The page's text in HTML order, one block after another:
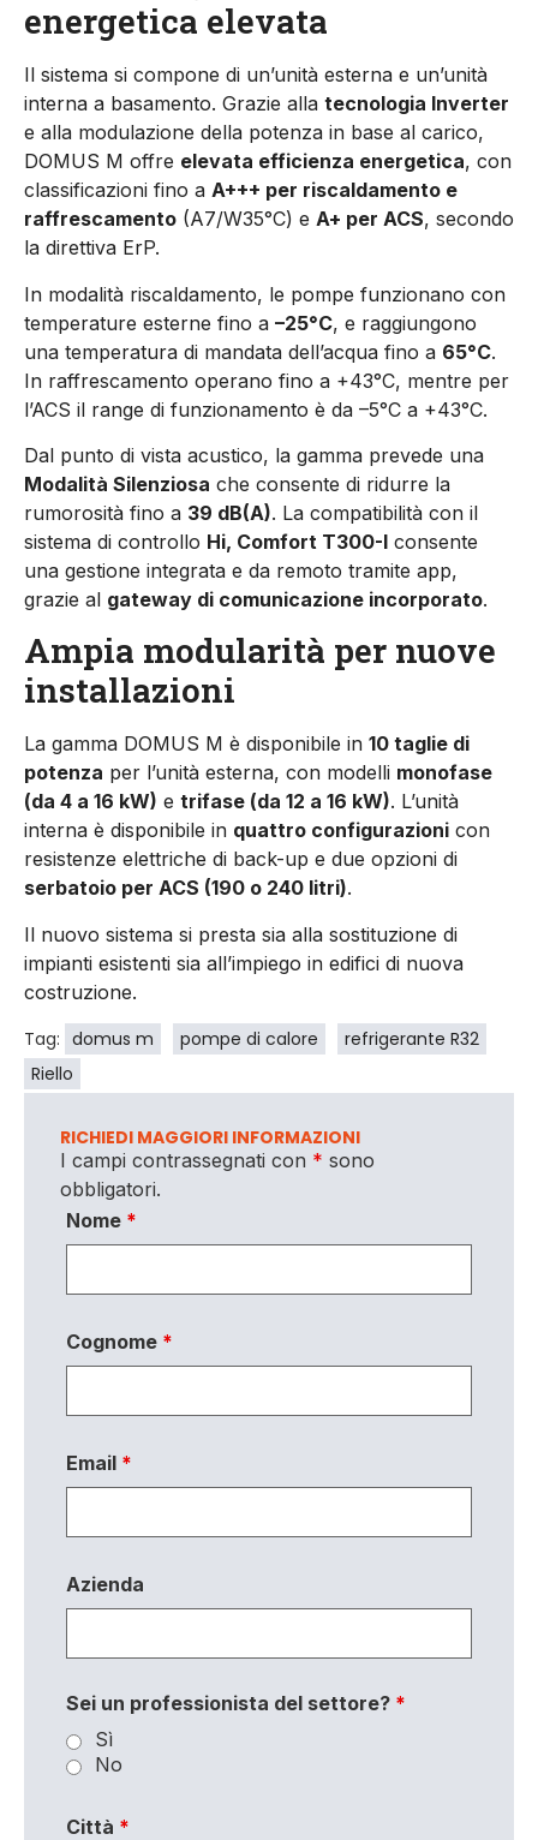
energetica elevata
Il sistema si compone di un’unità esterna e un’unità
interna a basamento. Grazie alla tecnologia Inverter
e alla modulazione della potenza in base al carico,
DOMUS M offre elevata efficienza energetica, con
classificazioni fino a A+++ per riscaldamento e
raffrescamento (A7/W35°C) e A+ per ACS, secondo
la direttiva ErP.
In modalità riscaldamento, le pompe funzionano con
temperature esterne fino a –25°C, e raggiungono
una temperatura di mandata dell’acqua fino a 65°C.
In raffrescamento operano fino a +43°C, mentre per
l’ACS il range di funzionamento è da –5°C a +43°C.
Dal punto di vista acustico, la gamma prevede una
Modalità Silenziosa che consente di ridurre la
rumorosità fino a 39 dB(A). La compatibilità con il
sistema di controllo Hi, Comfort T300-I consente
una gestione integrata e da remoto tramite app,
grazie al gateway di comunicazione incorporato.
Ampia modularità per nuove
installazioni
La gamma DOMUS M è disponibile in 10 taglie di
potenza per l’unità esterna, con modelli monofase
(da 4 a 16 kW) e trifase (da 12 a 16 kW). L’unità
interna è disponibile in quattro configurazioni con
resistenze elettriche di back-up e due opzioni di
serbatoio per ACS (190 o 240 litri).
Il nuovo sistema si presta sia alla sostituzione di
impianti esistenti sia all’impiego in edifici di nuova
costruzione.
Tag: domus m pompe di calore
refrigerante R32
Riello
RICHIEDI MAGGIORI INFORMAZIONI
I campi contrassegnati con * sono
obbligatori.
Nome *
Cognome *
Email *
Azienda
Sei un professionista del settore? *
Sì
No
Città *